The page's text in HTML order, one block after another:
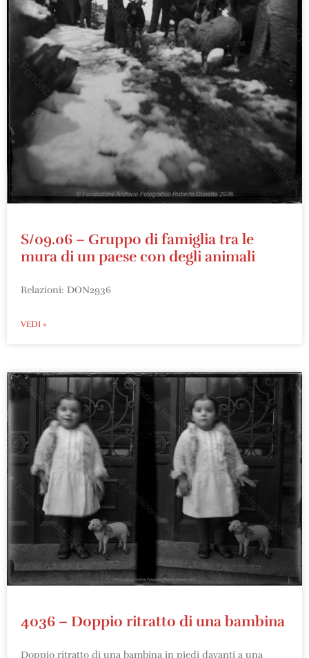
S/09.06 – Gruppo di famiglia tra le
mura di un paese con degli animali
Relazioni: DON2936
VEDI »
4036 – Doppio ritratto di una bambina
Doppio ritratto di una bambina in piedi davanti a una